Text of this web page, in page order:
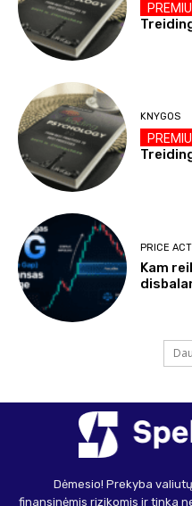
KNYGOS
PRICE
Kam
Dėmesio! Prekyba
finansinėmis rizikomis ir tinka